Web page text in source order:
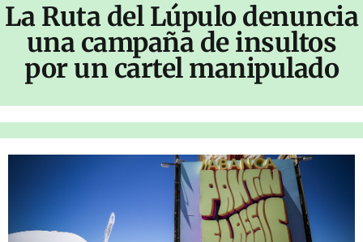
La Ruta del Lúpulo denuncia
una campaña de insultos
por un cartel manipulado